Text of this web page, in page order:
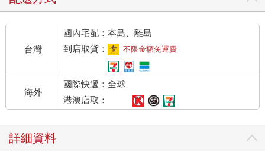
台灣
國內宅配：本島、離島
到店取貨：
不限金額免運費
海外
國際快遞：全球
港澳店取：
詳細資料